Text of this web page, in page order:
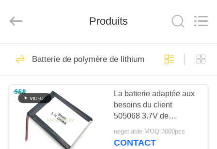
MAISON
PRODUITS
SUJET
Battery
Technology
Batterie de Li
SOCL2
156
Produits
Batterie de polymère de lithium
La batterie adaptée aux
besoins du client
505068 3.7V de
polymère de lithium de
Lipo font un cycle
negotiable MOQ:3000pcs
CONTACT